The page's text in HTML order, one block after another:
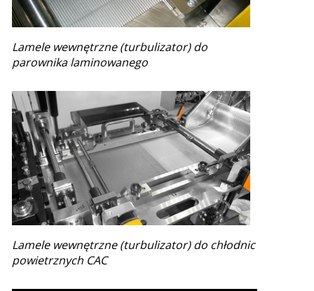
Lamele wewnętrzne (turbulizator) do
parownika laminowanego
Lamele wewnętrzne (turbulizator) do chłodnic
powietrznych CAC